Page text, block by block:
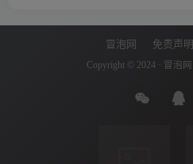
冒泡网 免责声明
Copyright © 2024 · 冒泡网